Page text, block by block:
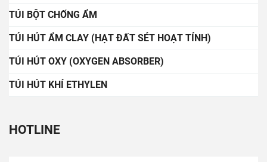
TÚI BỘT CHỐNG ẨM
TÚI HÚT ẨM CLAY (HẠT ĐẤT SÉT HOẠT TÍNH)
TÚI HÚT OXY (OXYGEN ABSORBER)
TÚI HÚT KHÍ ETHYLEN
HOTLINE